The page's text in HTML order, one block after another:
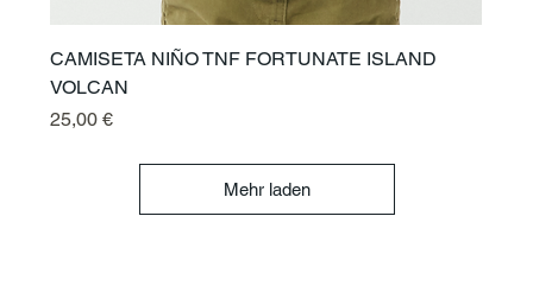
CAMISETA NIÑO TNF FORTUNATE ISLAND
VOLCAN
Preis
25,00 €
Mehr laden